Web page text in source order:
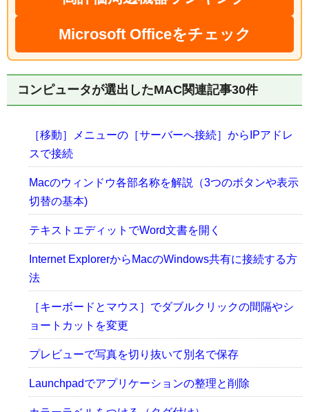
Microsoft Officeをチェック
コンピュータが選出したMAC関連記事30件
［移動］メニューの［サーバーへ接続］からIPアドレ
スで接続
Macのウィンドウ各部名称を解説（3つのボタンや表示
切替の基本)
テキストエディットでWord文書を開く
Internet ExplorerからMacのWindows共有に接続する方
法
［キーボードとマウス］でダブルクリックの間隔やシ
ョートカットを変更
プレビューで写真を切り抜いて別名で保存
Launchpadでアプリケーションの整理と削除